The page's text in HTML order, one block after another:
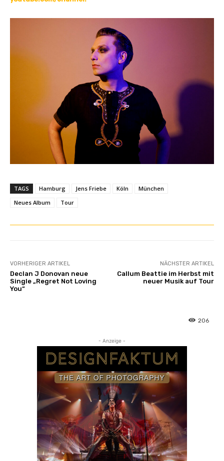
TAGS Hamburg Jens Friebe Köln
München
Neues Album
Tour
VORHERIGER ARTIKEL
Declan J Donovan neue
Single „Regret Not Loving
You“
NÄCHSTER ARTIKEL
Callum Beattie im Herbst mit
neuer Musik auf Tour
206
- Anzeige -